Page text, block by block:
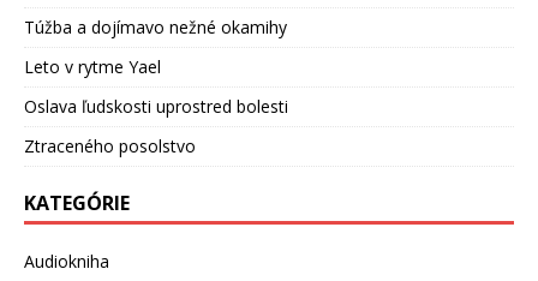
Túžba a dojímavo nežné okamihy
Leto v rytme Yael
Oslava ľudskosti uprostred bolesti
Ztraceného posolstvo
KATEGÓRIE
Audiokniha